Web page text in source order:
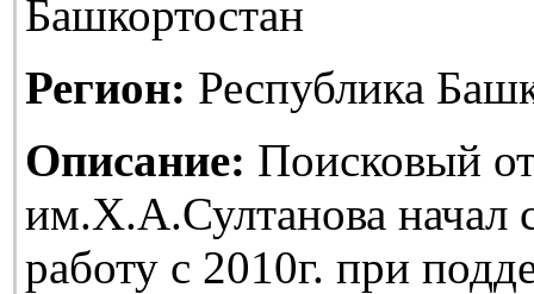
Башкортостан
Регион: Республика
Описание: Поисковый
им.Х.А.Султанова начал
работу с 2010г. при